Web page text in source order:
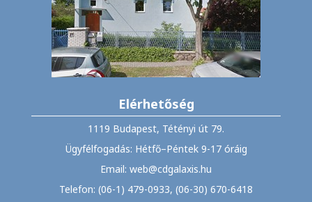
Elérhetőség
1119 Budapest, Tétényi út 79.
Ügyfélfogadás: Hétfő–Péntek 9-17 óráig
Email: web@cdgalaxis.hu
Telefon: (06-1) 479-0933, (06-30) 670-6418